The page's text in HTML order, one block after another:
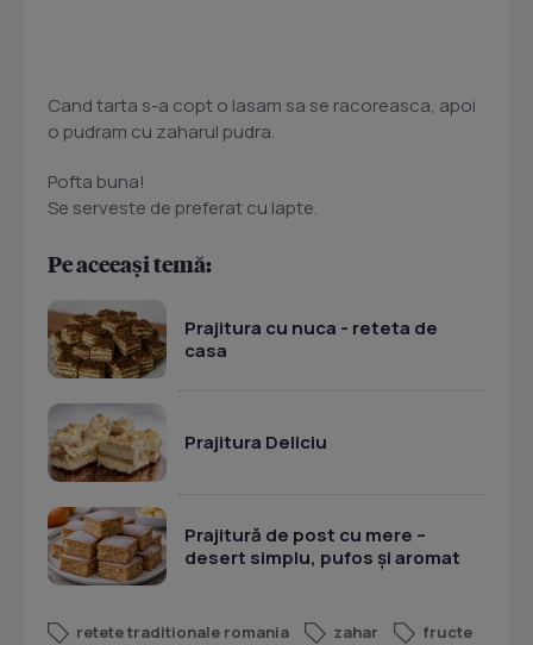
Cand tarta s-a copt o lasam sa se racoreasca, apoi
o pudram cu zaharul pudra.
Pofta buna!
Se serveste de preferat cu lapte.
Pe aceeași temă:
Prajitura cu nuca - reteta de
casa
Prajitura Deliciu
Prajitură de post cu mere –
desert simplu, pufos și aromat
retete traditionale romania zahar
fructe